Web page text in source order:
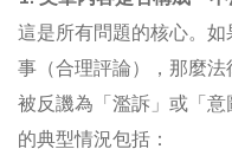
這是所有問題的核心。
事（合理評論），那麼
被反譏為「濫訴」或「
的典型情況包括：